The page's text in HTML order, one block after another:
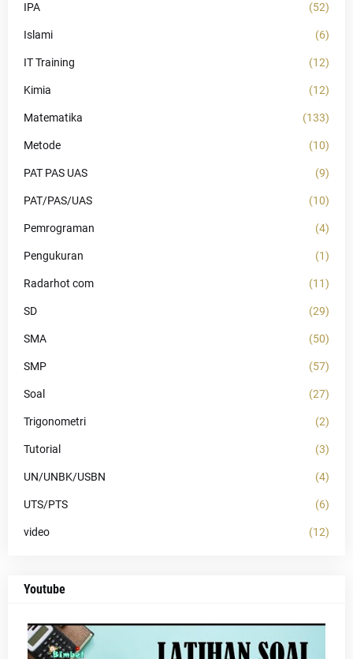
IPA (52)
Islami (6)
IT Training (12)
Kimia (12)
Matematika (133)
Metode (10)
PAT PAS UAS (9)
PAT/PAS/UAS (10)
Pemrograman (4)
Pengukuran (1)
Radarhot com (11)
SD (29)
SMA (50)
SMP (57)
Soal (27)
Trigonometri (2)
Tutorial (3)
UN/UNBK/USBN (4)
UTS/PTS (6)
video (12)
Youtube